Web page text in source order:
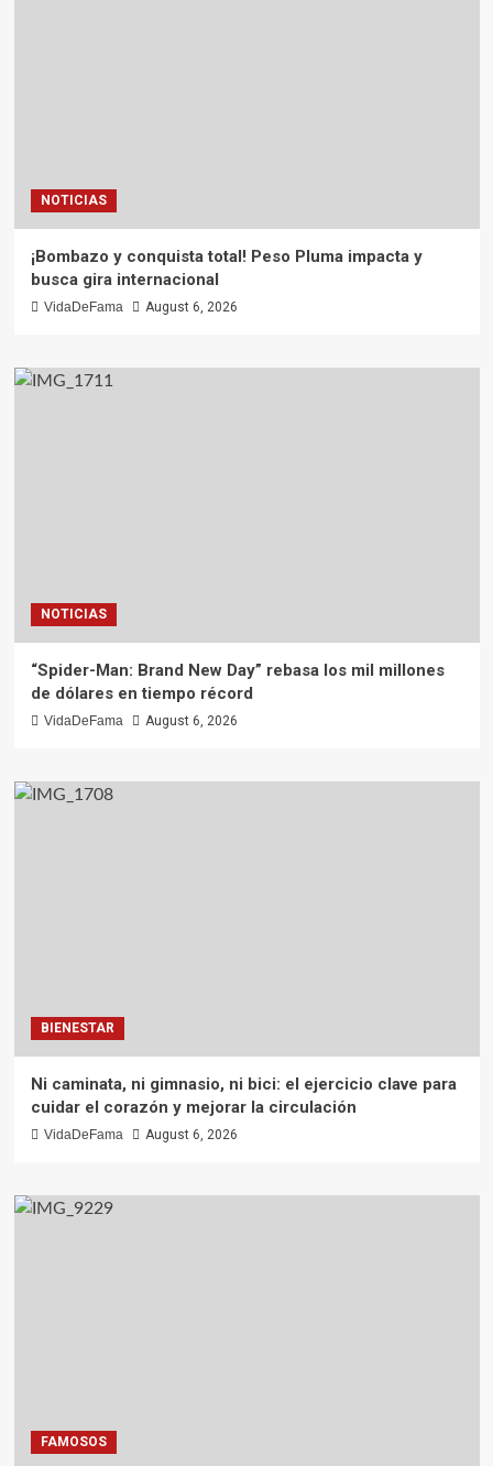
NOTICIAS
¡Bombazo y conquista total! Peso Pluma impacta y
busca gira internacional
VidaDeFama August 6, 2026
NOTICIAS
“Spider-Man: Brand New Day” rebasa los mil millones
de dólares en tiempo récord
VidaDeFama August 6, 2026
BIENESTAR
Ni caminata, ni gimnasio, ni bici: el ejercicio clave para
cuidar el corazón y mejorar la circulación
VidaDeFama August 6, 2026
FAMOSOS